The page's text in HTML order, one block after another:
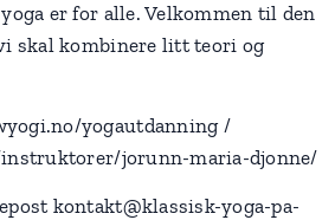
er for alle. Velkommen til den
skal kombinere litt teori og
yogautdanning /
jorunn-maria-djonne/
kontakt@klassisk-yoga-pa-